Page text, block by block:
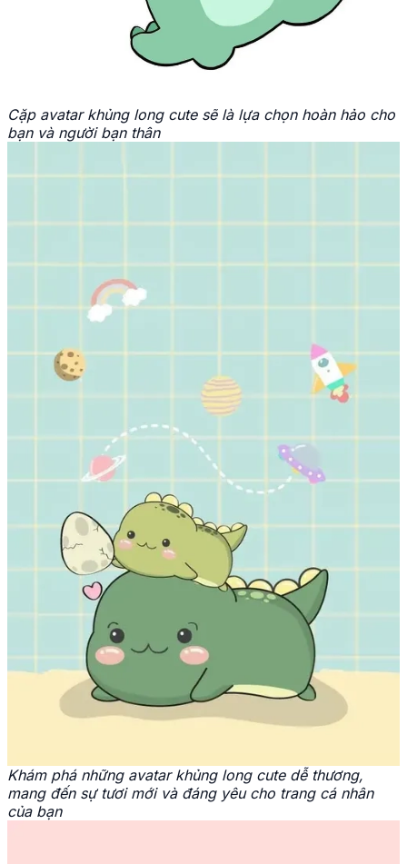
Cặp avatar khủng long cute sẽ là lựa chọn hoàn hảo cho
bạn và người bạn thân
Khám phá những avatar khủng long cute dễ thương,
mang đến sự tươi mới và đáng yêu cho trang cá nhân
của bạn